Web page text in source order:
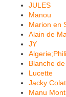
JULES
Manou
Marion en
Alain de
JY
Blanche
Lucette
Jacky
Manu